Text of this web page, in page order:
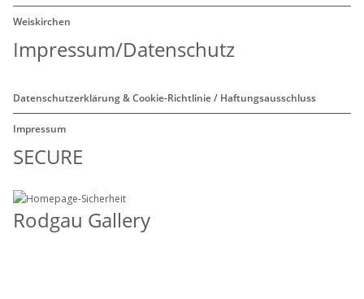
Weiskirchen
Impressum/Datenschutz
Datenschutzerklärung & Cookie-Richtlinie / Haftungsausschluss
Impressum
SECURE
Rodgau Gallery